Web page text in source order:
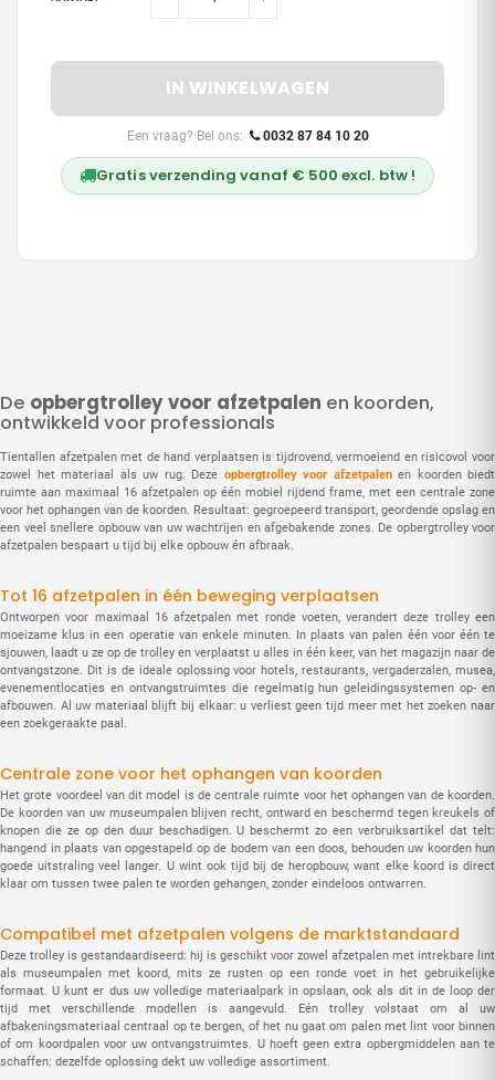
De opbergtrolley voor afzetpalen en koorden,
ontwikkeld voor professionals
Tientallen afzetpalen met de hand verplaatsen is tijdrovend, vermoeiend en risicovol voor
zowel het materiaal als uw rug. Deze opbergtrolley voor afzetpalenen koorden biedt
ruimte aan maximaal 16 afzetpalen op één mobiel rijdend frame, met een centrale zone
voor het ophangen van de koorden. Resultaat: gegroepeerd transport, geordende opslag en
een veel snellere opbouw van uw wachtrijen en afgebakende zones. De opbergtrolley voor
afzetpalen bespaart u tijd bij elke opbouw én afbraak.
Tot 16 afzetpalen in één beweging verplaatsen
Ontworpen voor maximaal 16 afzetpalen met ronde voeten, verandert deze trolley een
moeizame klus in een operatie van enkele minuten. In plaats van palen één voor één te
sjouwen, laadt u ze op de trolley en verplaatst u alles in één keer, van het magazijn naar de
ontvangstzone. Dit is de ideale oplossing voor hotels, restaurants, vergaderzalen, musea,
evenementlocaties en ontvangstruimtes die regelmatig hun geleidingssystemen op- en
afbouwen. Al uw materiaal blijft bij elkaar: u verliest geen tijd meer met het zoeken naar
een zoekgeraakte paal.
Centrale zone voor het ophangen van koorden
Het grote voordeel van dit model is de centrale ruimte voor het ophangen van de koorden.
De koorden van uw museumpalen blijven recht, ontward en beschermd tegen kreukels of
knopen die ze op den duur beschadigen. U beschermt zo een verbruiksartikel dat telt:
hangend in plaats van opgestapeld op de bodem van een doos, behouden uw koorden hun
goede uitstraling veel langer. U wint ook tijd bij de heropbouw, want elke koord is direct
klaar om tussen twee palen te worden gehangen, zonder eindeloos ontwarren.
Compatibel met afzetpalen volgens de marktstandaard
Deze trolley is gestandaardiseerd: hij is geschikt voor zowel afzetpalen met intrekbare lint
als museumpalen met koord, mits ze rusten op een ronde voet in het gebruikelijke
formaat. U kunt er dus uw volledige materiaalpark in opslaan, ook als dit in de loop der
tijd met verschillende modellen is aangevuld. Eén trolley volstaat om al uw
afbakeningsmateriaal centraal op te bergen, of het nu gaat om palen met lint voor binnen
of om koordpalen voor uw ontvangstruimtes. U hoeft geen extra opbergmiddelen aan te
schaffen: dezelfde oplossing dekt uw volledige assortiment.
IN WINKELWAGEN
Een vraag? Bel ons: 0032 87 84 10 20
Gratis verzending vanaf € 500 excl. btw !